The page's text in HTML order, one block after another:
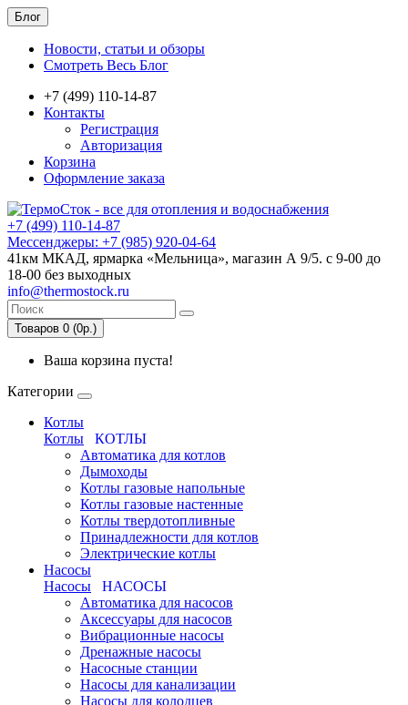
Блог
Новости, статьи и обзоры
Смотреть Весь Блог
+7 (499) 110-14-87
Контакты
Регистрация
Авторизация
Корзина
Оформление заказа
+7 (499) 110-14-87
Мессенджеры: +7 (985) 920-04-64
41км МКАД, ярмарка «Мельница», магазин А 9/5. с 9-00 до
18-00 без выходных
info@thermostock.ru
Товаров 0 (0р.)
Ваша корзина пуста!
Категории
Котлы
Котлы
КОТЛЫ
Автоматика для котлов
Дымоходы
Котлы газовые напольные
Котлы газовые настенные
Котлы твердотопливные
Принадлежности для котлов
Электрические котлы
Насосы
Насосы
НАСОСЫ
Автоматика для насосов
Аксессуары для насосов
Вибрационные насосы
Дренажные насосы
Насосные станции
Насосы для канализации
Насосы для колодцев